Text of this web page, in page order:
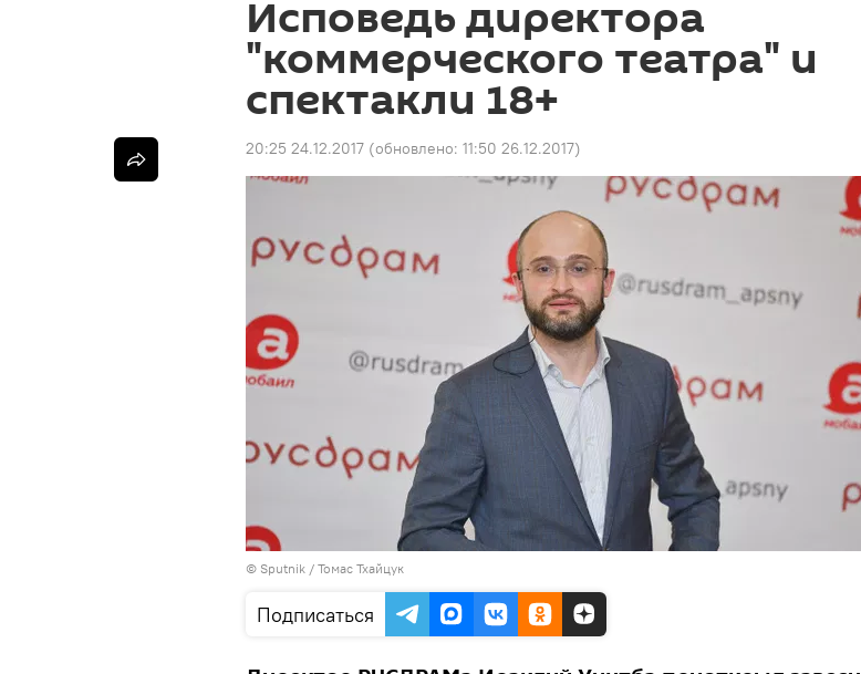
Исповедь директора
"коммерческого театра" и
спектакли 18+
20:25 24.12.2017 (обновлено: 11:50 26.12.2017)
© Sputnik / Томас Тхайцук
Подписаться